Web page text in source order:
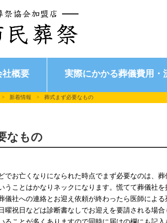
社概要 実際にかかる葬儀費用・
> 新着情報 > 葬式まず必要なもの
なもの
でお亡くなりになられた時点でまず必要なのは、
うことはかなりネックになります。慌てて葬儀社
儀社への連絡とお迎え依頼が終わったら医師によ
曜祝日などは診断書なしでお迎えを要請される場